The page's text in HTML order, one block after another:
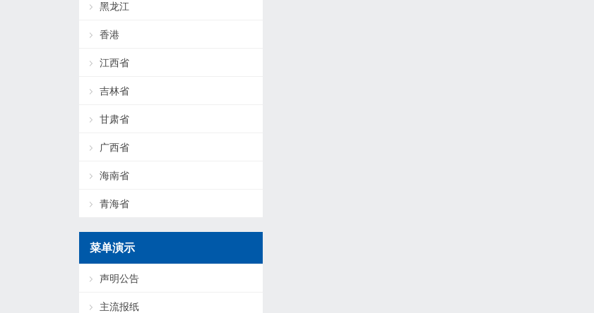
黑龙江
香港
江西省
吉林省
甘肃省
广西省
海南省
青海省
菜单演示
声明公告
主流报纸